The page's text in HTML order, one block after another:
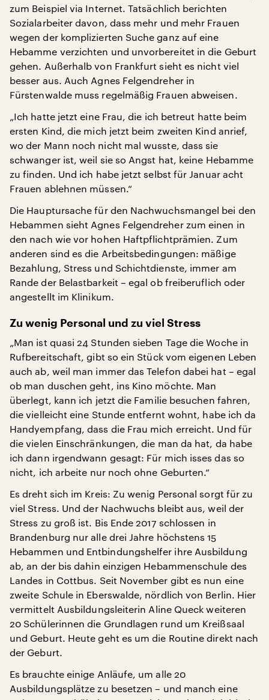
zum Beispiel via Internet. Tatsächlich berichten
Sozialarbeiter davon, dass mehr und mehr Frauen
wegen der komplizierten Suche ganz auf eine
Hebamme verzichten und unvorbereitet in die Geburt
gehen. Außerhalb von Frankfurt sieht es nicht viel
besser aus. Auch Agnes Felgendreher in
Fürstenwalde muss regelmäßig Frauen abweisen.
„Ich hatte jetzt eine Frau, die ich betreut hatte beim
ersten Kind, die mich jetzt beim zweiten Kind anrief,
wo der Mann noch nicht mal wusste, dass sie
schwanger ist, weil sie so Angst hat, keine Hebamme
zu finden. Und ich habe jetzt selbst für Januar acht
Frauen ablehnen müssen.“
Die Hauptursache für den Nachwuchsmangel bei den
Hebammen sieht Agnes Felgendreher zum einen in
den nach wie vor hohen Haftpflichtprämien. Zum
anderen sind es die Arbeitsbedingungen: mäßige
Bezahlung, Stress und Schichtdienste, immer am
Rande der Belastbarkeit – egal ob freiberuflich oder
angestellt im Klinikum.
Zu wenig Personal und zu viel Stress
„Man ist quasi 24 Stunden sieben Tage die Woche in
Rufbereitschaft, gibt so ein Stück vom eigenen Leben
auch ab, weil man immer das Telefon dabei hat – egal
ob man duschen geht, ins Kino möchte. Man
überlegt, kann ich jetzt die Familie besuchen fahren,
die vielleicht eine Stunde entfernt wohnt, habe ich da
Handyempfang, dass die Frau mich erreicht. Und für
die vielen Einschränkungen, die man da hat, da habe
ich dann irgendwann gesagt: Für mich isses das so
nicht, ich arbeite nur noch ohne Geburten.“
Es dreht sich im Kreis: Zu wenig Personal sorgt für zu
viel Stress. Und der Nachwuchs bleibt aus, weil der
Stress zu groß ist. Bis Ende 2017 schlossen in
Brandenburg nur alle drei Jahre höchstens 15
Hebammen und Entbindungshelfer ihre Ausbildung
ab, an der bis dahin einzigen Hebammenschule des
Landes in Cottbus. Seit November gibt es nun eine
zweite Schule in Eberswalde, nördlich von Berlin. Hier
vermittelt Ausbildungsleiterin Aline Queck weiteren
20 Schülerinnen die Grundlagen rund um Kreißsaal
und Geburt. Heute geht es um die Routine direkt nach
der Geburt.
Es brauchte einige Anläufe, um alle 20
Ausbildungsplätze zu besetzen – und manch eine